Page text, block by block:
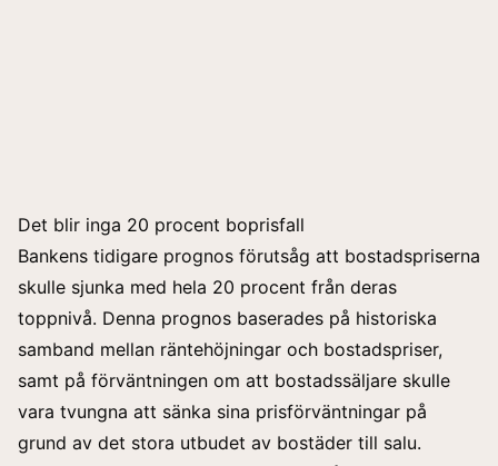
Det blir inga 20 procent boprisfall
Bankens tidigare prognos förutsåg att bostadspriserna
skulle sjunka med hela 20 procent från deras
toppnivå. Denna prognos baserades på historiska
samband mellan räntehöjningar och bostadspriser,
samt på förväntningen om att bostadssäljare skulle
vara tvungna att sänka sina prisförväntningar på
grund av det stora utbudet av bostäder till salu.